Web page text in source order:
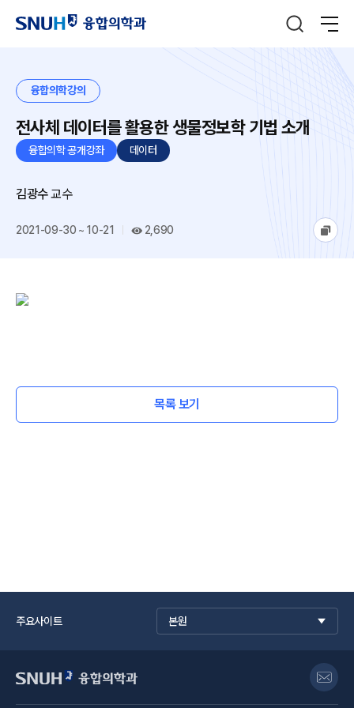
융합의학강의
전사체 데이터를 활용한 생물정보학 기법 소개
융합의학 공개강좌 데이터
김광수교수
2021-09-30 ~ 10-21 2,690
목록 보기
주요사이트 본원